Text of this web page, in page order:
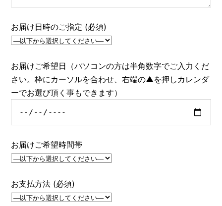
お届け日時のご指定 (必須)
お届けご希望日（パソコンの方は半角数字でご入力くだ
さい。枠にカーソルを合わせ、右端の▲を押しカレンダ
ーでお選び頂く事もできます）
お届けご希望時間帯
お支払方法 (必須)